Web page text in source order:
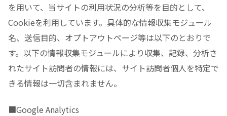
を用いて、当サイトの利用状況の分析等を目的として、
Cookieを利用しています。具体的な情報収集モジュール
名、送信目的、オプトアウトページ等は以下のとおりで
す。以下の情報収集モジュールにより収集、記録、分析さ
れたサイト訪問者の情報には、サイト訪問者個人を特定で
きる情報は一切含まれません。
■Google Analytics